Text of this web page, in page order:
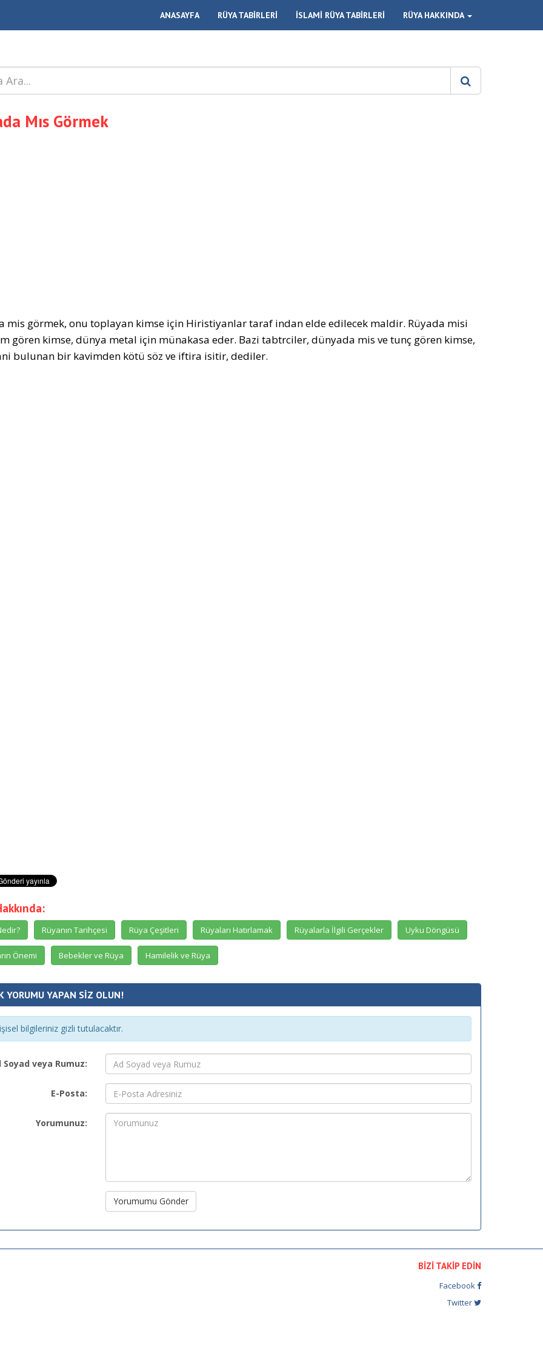
ANASAYFA RÜYA TABİRLERİ İSLAMİ RÜYA TABİRLERİ RÜYA HAKKINDA
Mıs Görmek
mis görmek, onu toplayan kimse için Hiristiyanlar taraf indan elde edilecek maldir. Rüyada misi
gören kimse, dünya metal için münakasa eder. Bazi tabtrciler, dünyada mis ve tunç gören kimse,
bulunan bir kavimden kötü söz ve iftira isitir, dediler.
Rüyanın Tarihçesi Rüya Çeşitleri Rüyaları Hatırlamak Rüyalarla İlgili Gerçekler Uyku Döngüsü
Önemi Bebekler ve Rüya Hamilelik ve Rüya
YORUMU YAPAN SİZ OLUN!
bilgileriniz gizli tutulacaktır.
Soyad veya Rumuz:
E-Posta:
Yorumunuz:
Yorumumu Gönder
BİZİ TAKİP EDİN
Facebook
Twitter